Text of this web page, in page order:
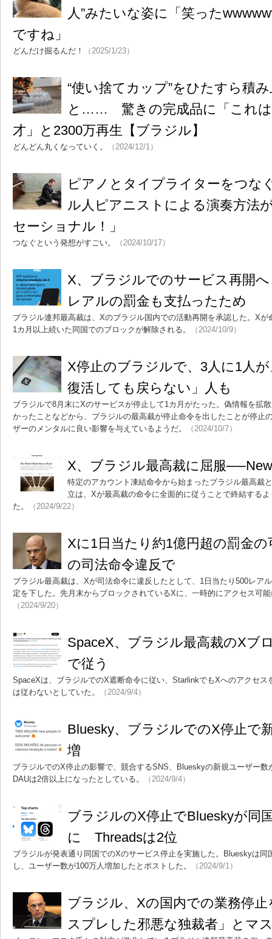
人”みたいな姿に「笑った
ですね」
どんだけ掘るんだ！ （2025/1/23）
“使い捨てカップ”をひたすら積
と…… 驚きの完成品に「これは
才」と2300万再生【ブラジル】
どんどん丸くなっていく。 （2024/12/1）
ピアノとタイプライターをつ
ル人ピアニストによる演奏方法
セーショナル！」
つなぐという発想がすごい。 （2024/10/17）
X、ブラジルでのサービス再開
レアルの罰金も支払ったため
ブラジル連邦最高裁は、Xのブラジル国内での活動再開を承認した。X
1カ月以上続いた同国でのブロックが解除される。
（2024/10/9）
X停止のブラジルで、3人に1人
復活しても戻らない」人も
ブラジルで8月末にXのサービスが停止して1カ月がたった。偽情報を拡
かったことなどから、ブラジルの最高裁が停止命令を出したことが停止
ザーのメンタルに良い影響を与えているようだ。
（2024/10/7）
X、ブラジル最高裁に屈服
特定のアカウント凍結命令から始まったブラジル最高裁
立は、Xが最高裁の命令に全面的に従うことで終結する
た。
（2024/9/22）
Xに1日当たり約1億円超の罰金
の司法命令違反で
ブラジル最高裁は、Xが司法命令に違反したとして、1日当たり500レア
定を下した。先月末からブロックされているXに、一時的にアクセス可
（2024/9/20）
SpaceX、ブラジル最高裁のXブ
で従う
SpaceXは、ブラジルでのX遮断命令に従い、StarlinkでもXへのアクセス
は従わないとしていた。
（2024/9/4）
Bluesky、ブラジルでのX停止で
増
ブラジルでのX停止の影響で、競合するSNS、Blueskyの新規ユーザー数
DAUは2倍以上になったとしている。
（2024/9/4）
ブラジルのX停止でBlueskyが同
に Threadsは2位
ブラジルが発表通り同国でのXのサービス停止を実施した。Blueskyは同
し、ユーザー数が100万人増加したとポストした。
（2024/9/1）
ブラジル、Xの国内での業務停
スプレした邪悪な独裁者」とマ